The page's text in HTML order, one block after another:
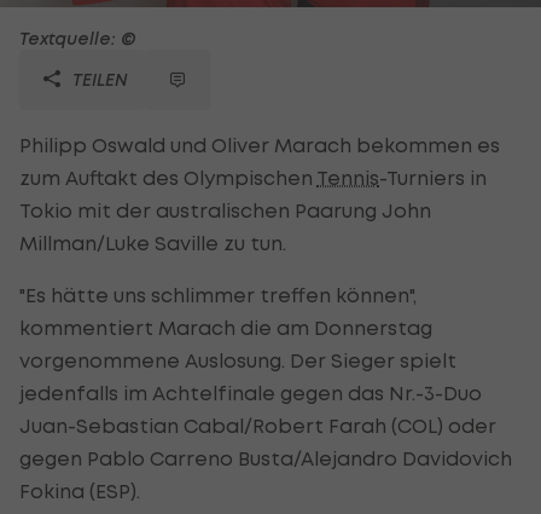
Textquelle: ©
TEILEN
Philipp Oswald und Oliver Marach bekommen es
zum Auftakt des Olympischen Tennis-Turniers in
Tokio mit der australischen Paarung John
Millman/Luke Saville zu tun.
"Es hätte uns schlimmer treffen können",
kommentiert Marach die am Donnerstag
vorgenommene Auslosung. Der Sieger spielt
jedenfalls im Achtelfinale gegen das Nr.-3-Duo
Juan-Sebastian Cabal/Robert Farah (COL) oder
gegen Pablo Carreno Busta/Alejandro Davidovich
Fokina (ESP).